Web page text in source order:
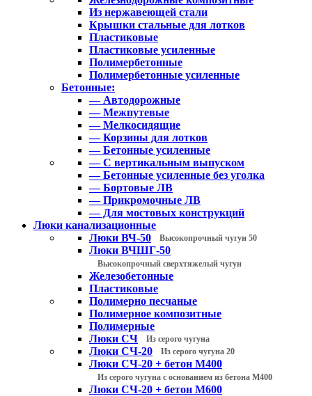
Из нержавеющей стали
Крышки стальные для лотков
Пластиковые
Пластиковые усиленные
Полимербетонные
Полимербетонные усиленные
Бетонные:
— Автодорожные
— Межпутевые
— Мелкосидящие
— Корзины для лотков
— Бетонные усиленные
— С вертикальным выпуском
— Бетонные усиленные без уголка
— Бортовые ЛВ
— Прикромочные ЛВ
— Для мостовых конструкций
Люки канализационные
Люки ВЧ-50
Высокопрочный чугун 50
Люки ВЧШГ-50
Высокопрочный сверхтяжелый чугун
Железобетонные
Пластиковые
Полимерно песчаные
Полимерное композитные
Полимерные
Люки СЧ
Из серого чугуна
Люки СЧ-20 Из серого чугуна 20
Люки СЧ-20 + бетон М400
Из серого чугуна с основанием из бетона М400
Люки СЧ-20 + бетон М600